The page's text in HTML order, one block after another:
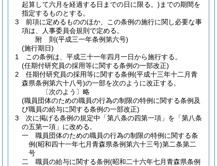
起算して六月を経過する日までの日に限る。) までの期間を
指定するものとする。
3
前項に定めるもののほか、この条例の施行に関し必要な事
項は、人事委員会規則で定める。
附 則(平成三一年条例第六号)
(施行期日)
1
この条例は、平成三十一年四月一日から施行する。
(任期付研究員の採用等に関する条例の一部改正)
2
任期付研究員の採用等に関する条例(平成十三年十二月青
森県条例第六十八号)の一部を次のように改正する。
〔次のよう〕略
(職員団体のための職員の行為の制限の特例に関する条例及
び職員の給与に関する条例の一部改正)
3
次に掲げる条例の規定中「第八条の四第一項」を「第八条
の五第一項」に改める。
一
職員団体のための職員の行為の制限の特例に関する条
例(昭和四十一年七月青森県条例第六十三号)第二条第二
号
二
職員の給与に関する条例(昭和二十六年七月青森県条例